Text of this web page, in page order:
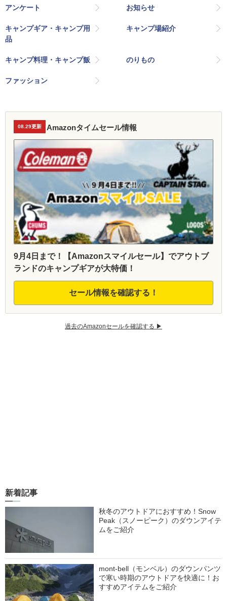
アンケート お知らせ
キャンプギア・キャンプ用
品
キャンプ場紹介
キャンプ料理・キャンプ飯 のりもの
ファッション
08.29更新 Amazonタイムセール情報
9月4日まで！【Amazonスマイルセール】でアウトブ
ランドのキャンプギアが大特価！
セール情報を確認する！
過去のAmazonセールを確認する ▶︎
新着記事
秋冬のアウトドアにおすすめ！Snow
Peak（スノーピーク）のダウンアイテ
ムをご紹介
mont-bell（モンベル）のダウンパンツ
で寒い時期のアウトドアを快適に！お
すすめアイテムをご紹介